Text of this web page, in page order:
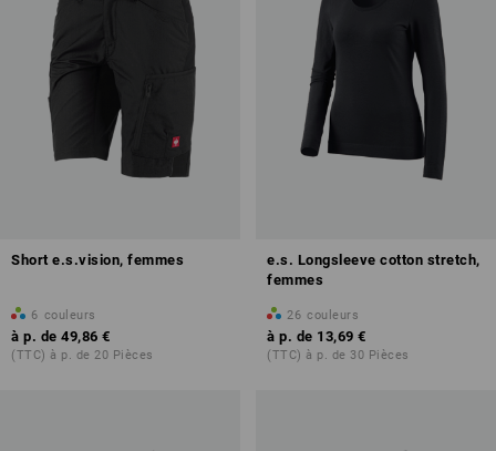
Short e.s.vision, femmes
6 couleurs
à p. de 49,86 €
(TTC) à p. de 20 Pièces
e.s. Longsleeve cotton stretch,
femmes
26 couleurs
à p. de 13,69 €
(TTC) à p. de 30 Pièces